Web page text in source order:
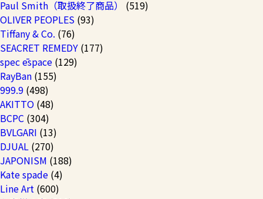
Paul Smith（取扱終了商品）
(519)
OLIVER PEOPLES (93)
Tiffany & Co. (76)
SEACRET REMEDY (177)
spec ēspace (129)
RayBan (155)
999.9 (498)
AKITTO (48)
BCPC (304)
BVLGARI (13)
DJUAL (270)
JAPONISM (188)
Kate spade (4)
Line Art (600)